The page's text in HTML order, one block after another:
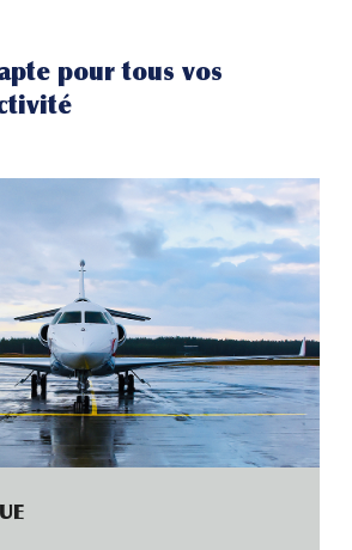
pour tous vos